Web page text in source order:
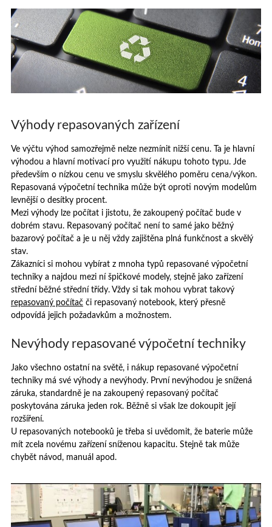
Výhody repasovaných zařízení
Ve výčtu výhod samozřejmě nelze nezmínit nižší cenu. Ta je hlavní
výhodou a hlavní motivací pro využití nákupu tohoto typu. Jde
především o nízkou cenu ve smyslu skvělého poměru cena/výkon.
Repasovaná výpočetní technika může být oproti novým modelům
levnější o desítky procent.
Mezi výhody lze počítat i jistotu, že zakoupený počítač bude v
dobrém stavu. Repasovaný počítač není to samé jako běžný
bazarový počítač a je u něj vždy zajištěna plná funkčnost a skvělý
stav.
Zákazníci si mohou vybírat z mnoha typů repasované výpočetní
techniky a najdou mezi ní špičkové modely, stejně jako zařízení
střední běžné střední třídy. Vždy si tak mohou vybrat takový
repasovaný počítačči repasovaný notebook, který přesně
odpovídá jejich požadavkům a možnostem.
Nevýhody repasované výpočetní techniky
Jako všechno ostatní na světě, i nákup repasované výpočetní
techniky má své výhody a nevýhody. První nevýhodou je snížená
záruka, standardně je na zakoupený repasovaný počítač
poskytována záruka jeden rok. Běžně si však lze dokoupit její
rozšíření.
U repasovaných notebooků je třeba si uvědomit, že baterie může
mít zcela novému zařízení sníženou kapacitu. Stejně tak může
chybět návod, manuál apod.